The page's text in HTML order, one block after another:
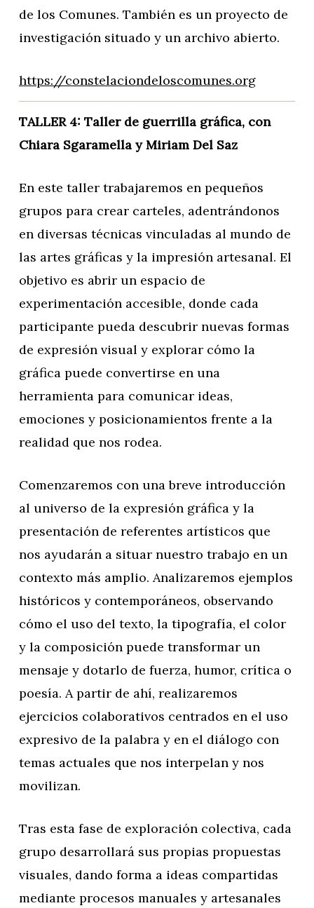
de los Comunes. También es un proyecto de
investigación situado y un archivo abierto.
https://constelaciondeloscomunes.org
TALLER 4: Taller de guerrilla gráfica, con
Chiara Sgaramella y Miriam Del Saz
En este taller trabajaremos en pequeños
grupos para crear carteles, adentrándonos
en diversas técnicas vinculadas al mundo de
las artes gráficas y la impresión artesanal. El
objetivo es abrir un espacio de
experimentación accesible, donde cada
participante pueda descubrir nuevas formas
de expresión visual y explorar cómo la
gráfica puede convertirse en una
herramienta para comunicar ideas,
emociones y posicionamientos frente a la
realidad que nos rodea.
Comenzaremos con una breve introducción
al universo de la expresión gráfica y la
presentación de referentes artísticos que
nos ayudarán a situar nuestro trabajo en un
contexto más amplio. Analizaremos ejemplos
históricos y contemporáneos, observando
cómo el uso del texto, la tipografía, el color
y la composición puede transformar un
mensaje y dotarlo de fuerza, humor, crítica o
poesía. A partir de ahí, realizaremos
ejercicios colaborativos centrados en el uso
expresivo de la palabra y en el diálogo con
temas actuales que nos interpelan y nos
movilizan.
Tras esta fase de exploración colectiva, cada
grupo desarrollará sus propias propuestas
visuales, dando forma a ideas compartidas
mediante procesos manuales y artesanales